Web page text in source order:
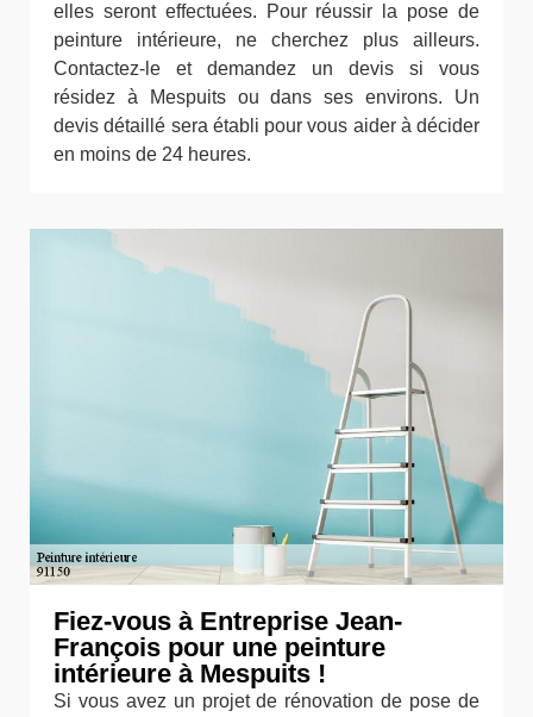
elles seront effectuées. Pour réussir la pose de
peinture intérieure, ne cherchez plus ailleurs.
Contactez-le et demandez un devis si vous
résidez à Mespuits ou dans ses environs. Un
devis détaillé sera établi pour vous aider à décider
en moins de 24 heures.
Fiez-vous à Entreprise Jean-
François pour une peinture
intérieure à Mespuits !
Si vous avez un projet de rénovation de pose de